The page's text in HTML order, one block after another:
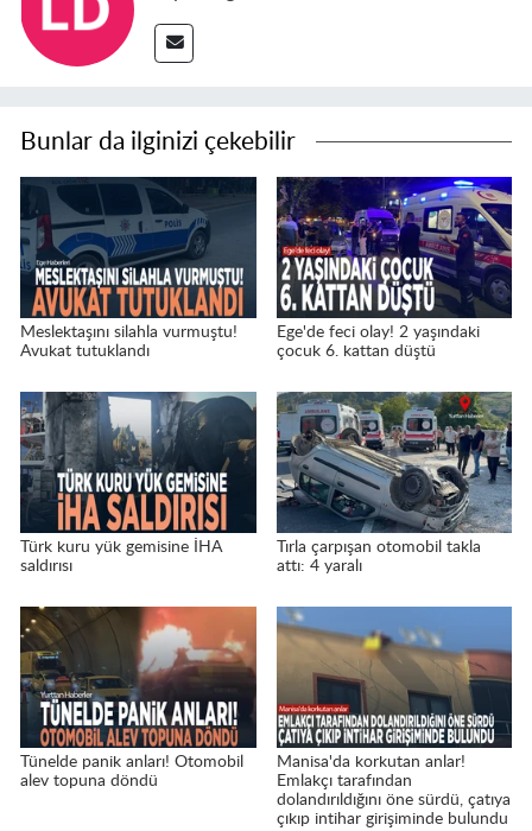
Bunlar da ilginizi çekebilir
Meslektaşını silahla vurmuştu!
Avukat tutuklandı
Ege'de feci olay! 2 yaşındaki
çocuk 6. kattan düştü
Türk kuru yük gemisine İHA
saldırısı
Tırla çarpışan otomobil takla
attı: 4 yaralı
Tünelde panik anları! Otomobil
alev topuna döndü
Manisa'da korkutan anlar!
Emlakçı tarafından
dolandırıldığını öne sürdü, çatıya
çıkıp intihar girişiminde bulundu